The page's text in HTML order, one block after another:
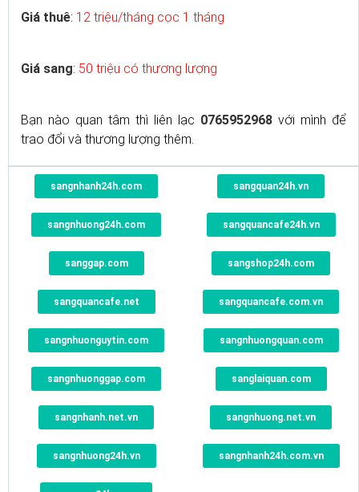
Giá thuê: 12 triệu/tháng cọc 1 tháng
Giá sang: 50 triệu có thương lượng
Bạn nào quan tâm thì liên lạc 0765952968 với mình để
trao đổi và thương lượng thêm.
sangnhanh24h.com sangquan24h.vn
sangnhuong24h.com sangquancafe24h.vn
sanggap.com sangshop24h.com
sangquancafe.net sangquancafe.com.vn
sangnhuonguytin.com sangnhuongquan.com
sangnhuonggap.com sanglaiquan.com
sangnhanh.net.vn sangnhuong.net.vn
sangnhuong24h.vn sangnhanh24h.com.vn